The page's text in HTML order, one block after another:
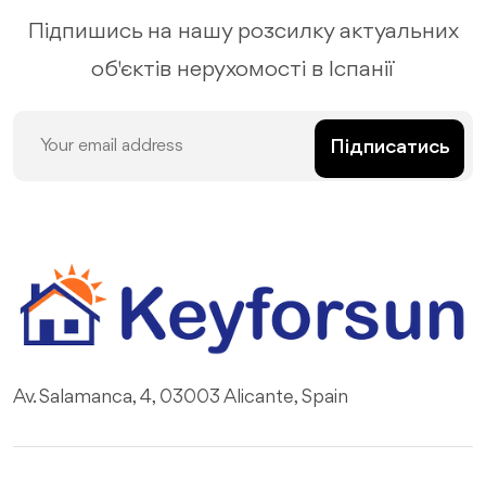
Підпишись на нашу розсилку актуальних
об'єктів нерухомості в Іспанії
Підписатись
Av. Salamanca, 4, 03003 Alicante, Spain